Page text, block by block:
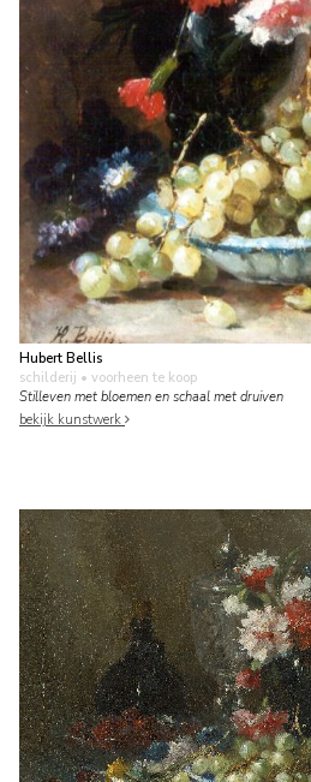
Hubert Bellis
schilderij • voorheen te koop
Stilleven met bloemen en schaal met druiven
bekijk kunstwerk